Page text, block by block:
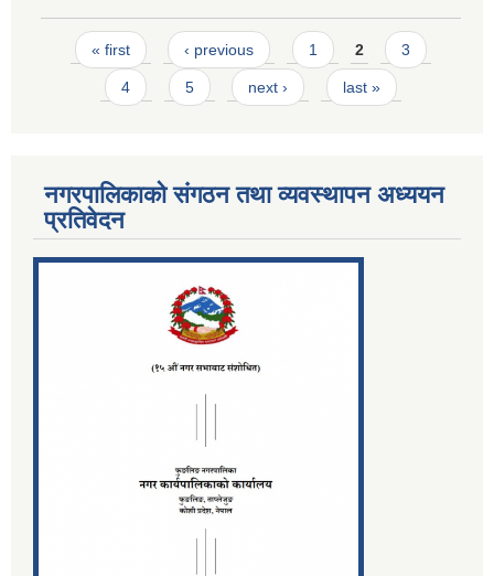
Pages
« first ‹ previous 1 2 3
4 5 next › last »
नगरपालिकाको संगठन तथा व्यवस्थापन अध्ययन
प्रतिवेदन